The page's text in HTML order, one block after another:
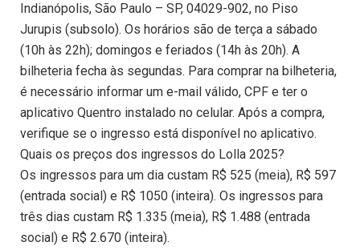
Indianópolis, São Paulo – SP, 04029-902, no Piso
Jurupis (subsolo). Os horários são de terça a sábado
(10h às 22h); domingos e feriados (14h às 20h). A
bilheteria fecha às segundas. Para comprar na bilheteria,
é necessário informar um e-mail válido, CPF e ter o
aplicativo Quentro instalado no celular. Após a compra,
verifique se o ingresso está disponível no aplicativo.
Quais os preços dos ingressos do Lolla 2025?
Os ingressos para um dia custam R$ 525 (meia), R$ 597
(entrada social) e R$ 1050 (inteira). Os ingressos para
três dias custam R$ 1.335 (meia), R$ 1.488 (entrada
social) e R$ 2.670 (inteira).